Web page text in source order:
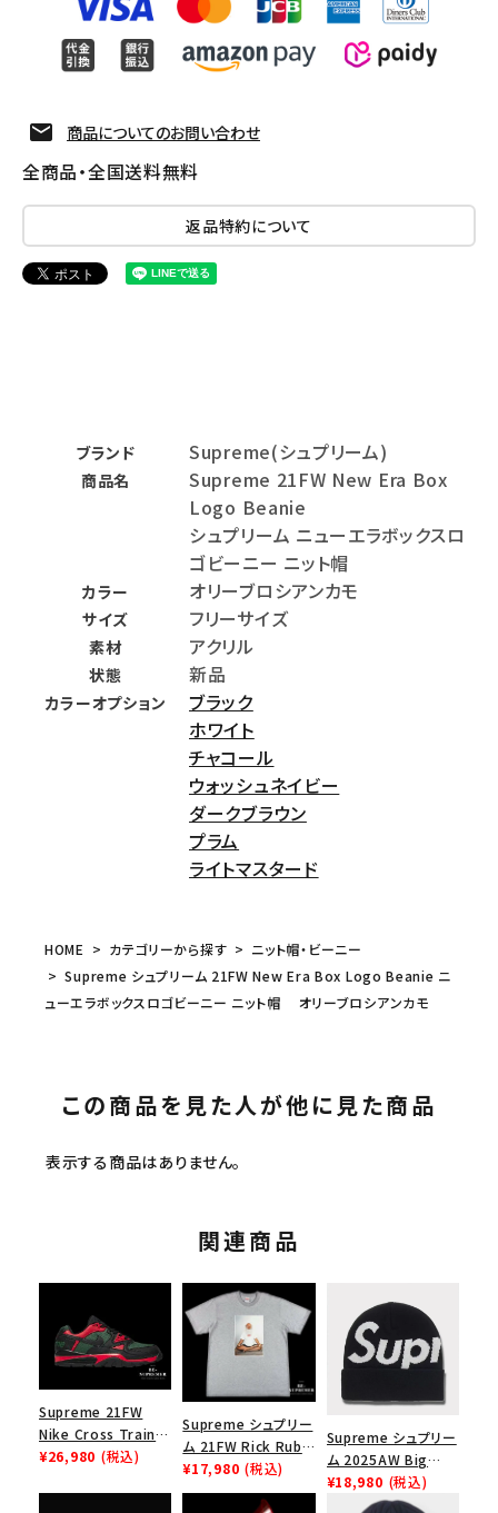
商品についてのお問い合わせ
全商品・全国送料無料
返品特約について
ブランド Supreme(シュプリーム)
商品名
Supreme 21FW New Era Box
Logo Beanie
シュプリーム ニューエラボックスロ
ゴビーニー ニット帽
カラー オリーブロシアンカモ
サイズ フリーサイズ
素材 アクリル
状態 新品
カラーオプション
ブラック
ホワイト
チャコール
ウォッシュネイビー
ダークブラウン
プラム
ライトマスタード
HOME カテゴリーから探す
ニット帽・ビーニー
Supreme シュプリーム 21FW New Era Box Logo Beanie ニ
ューエラボックスロゴビーニー ニット帽 オリーブロシアンカモ
この商品を見た人が他に見た商品
表示する商品はありません。
関連商品
Supreme 21FW
Nike Cross Trainer
Low ナイキクロスト
¥26,980 (税込)
Supreme シュプリー
ム 21FW Rick Rubin
Tee リックルービンT
シャツ ヘザーグレー
¥17,980 (税込)
Supreme シュプリー
ム 2025AW Big
Logo Beanie ビッグ
ロゴビーニー ブラッ
¥18,980 (税込)